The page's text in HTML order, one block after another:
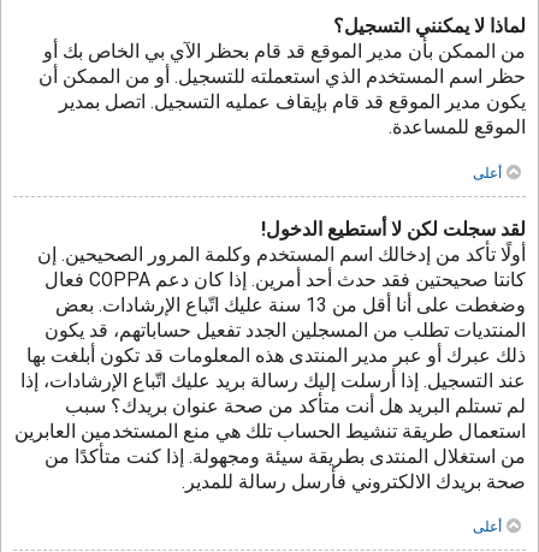
لماذا لا يمكنني التسجيل؟
من الممكن بأن مدير الموقع قد قام بحظر الآي بي الخاص بك أو
حظر اسم المستخدم الذي استعملته للتسجيل. أو من الممكن أن
يكون مدير الموقع قد قام بإيقاف عمليه التسجيل. اتصل بمدير
الموقع للمساعدة.
أعلى
لقد سجلت لكن لا أستطيع الدخول!
أولًا تأكد من إدخالك اسم المستخدم وكلمة المرور الصحيحين. إن
كانتا صحيحتين فقد حدث أحد أمرين. إذا كان دعم COPPA فعال
وضغطت على أنا أقل من 13 سنة عليك اتّباع الإرشادات. بعض
المنتديات تطلب من المسجلين الجدد تفعيل حساباتهم، قد يكون
ذلك عبرك أو عبر مدير المنتدى هذه المعلومات قد تكون أبلغت بها
عند التسجيل. إذا أرسلت إليك رسالة بريد عليك اتّباع الإرشادات، إذا
لم تستلم البريد هل أنت متأكد من صحة عنوان بريدك؟ سبب
استعمال طريقة تنشيط الحساب تلك هي منع المستخدمين العابرين
من استغلال المنتدى بطريقة سيئة ومجهولة. إذا كنت متأكدًا من
صحة بريدك الالكتروني فأرسل رسالة للمدير.
أعلى